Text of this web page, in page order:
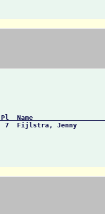
Pl  Name
7  Fijlstra, Jenny